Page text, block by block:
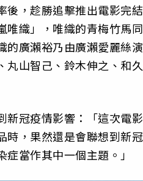
後，趁勝追擊推出電影完
唯織」，唯織的青梅竹馬
的廣瀨裕乃由廣瀨愛麗絲
丸山智己、鈴木伸之、和
新冠疫情影響：「這次電
時，果然還是會聯想到新
當作其中一個主題。」